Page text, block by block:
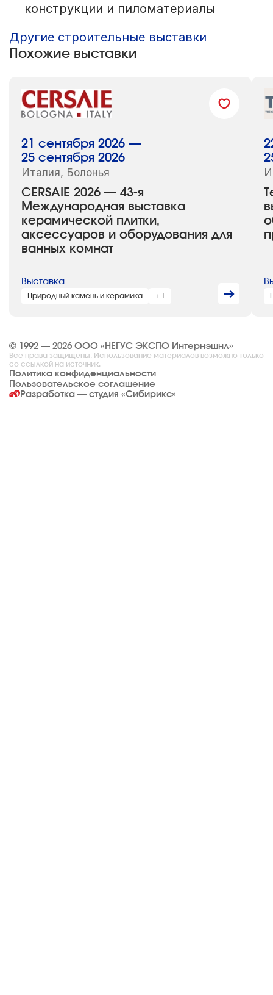
конструкции и пиломатериалы
Другие строительные выставки
Похожие выставки
CERSAIE 2026 — 43-я
Международная выставка
керамической плитки,
аксессуаров и оборудования для
ванных комнат
21 сентября 2026 —
25 сентября 2026
Италия, Болонья
Выставка
Природный камень и керамика + 1
© 1992 — 2026 ООО «НЕГУС ЭКСПО Интернэшнл»
Все права защищены. Использование материалов возможно только
со ссылкой на источник.
Политика конфиденциальности
Пользовательское соглашение
Разработка — студия «Сибирикс»